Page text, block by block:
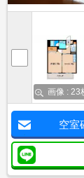
画像 : 23
空室